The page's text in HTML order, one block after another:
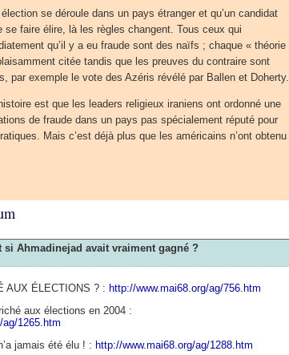
se déroule dans un pays étranger et qu’un candidat
se faire élire, là les règles changent. Tous ceux qui
qu’il y a eu fraude sont des naïfs ; chaque « théorie
citée tandis que les preuves du contraire sont
par exemple le vote des Azéris révélé par Ballen et Doherty.
est que les leaders religieux iraniens ont ordonné une
de fraude dans un pays pas spécialement réputé pour
Mais c’est déjà plus que les américains n’ont obtenu
si Ahmadinejad avait vraiment gagné ?
AUX ÉLECTIONS ? : http://www.mai68.org/ag/756.htm
aux élections en 2004 :
ag/1265.htm
jamais été élu ! : http://www.mai68.org/ag/1288.htm